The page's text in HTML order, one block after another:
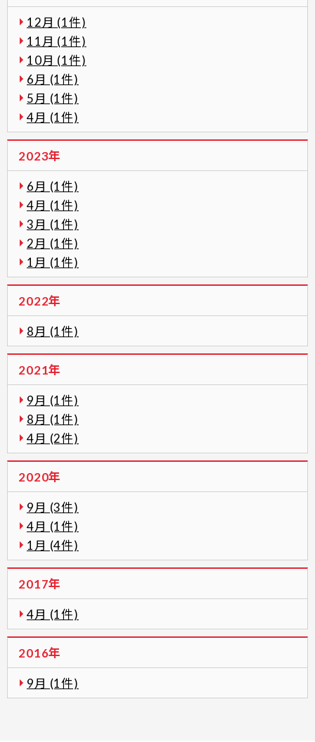
12月 (1件)
11月 (1件)
10月 (1件)
6月 (1件)
5月 (1件)
4月 (1件)
2023年
6月 (1件)
4月 (1件)
3月 (1件)
2月 (1件)
1月 (1件)
2022年
8月 (1件)
2021年
9月 (1件)
8月 (1件)
4月 (2件)
2020年
9月 (3件)
4月 (1件)
1月 (4件)
2017年
4月 (1件)
2016年
9月 (1件)